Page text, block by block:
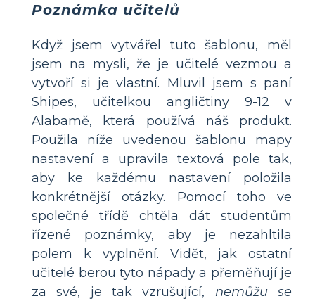
Poznámka učitelů
Když jsem vytvářel tuto šablonu, měl
jsem na mysli, že je učitelé vezmou a
vytvoří si je vlastní. Mluvil jsem s paní
Shipes, učitelkou angličtiny 9-12 v
Alabamě, která používá náš produkt.
Použila níže uvedenou šablonu mapy
nastavení a upravila textová pole tak,
aby ke každému nastavení položila
konkrétnější otázky. Pomocí toho ve
společné třídě chtěla dát studentům
řízené poznámky, aby je nezahltila
polem k vyplnění. Vidět, jak ostatní
učitelé berou tyto nápady a přeměňují je
za své, je tak vzrušující, nemůžu se